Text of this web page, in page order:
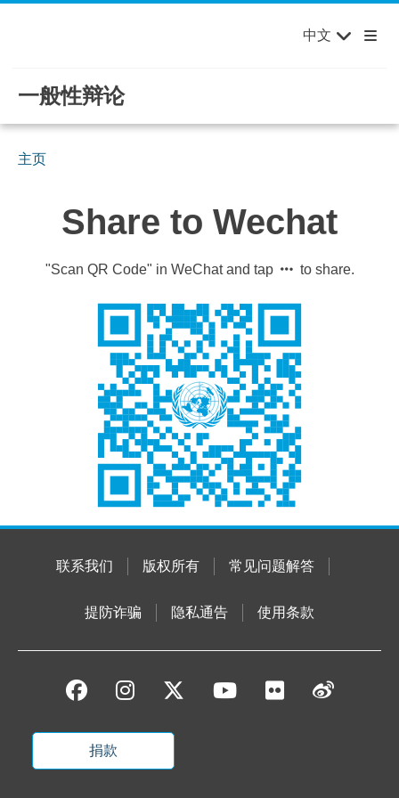
欢迎来到联合国，您的世界！ English Français
Español
中文
一般性辩论
主页
Share to Wechat
"Scan QR Code" in WeChat and tap to share.
联系我们 版权所有 常见问题解答
提防诈骗 隐私通告 使用条款
捐款